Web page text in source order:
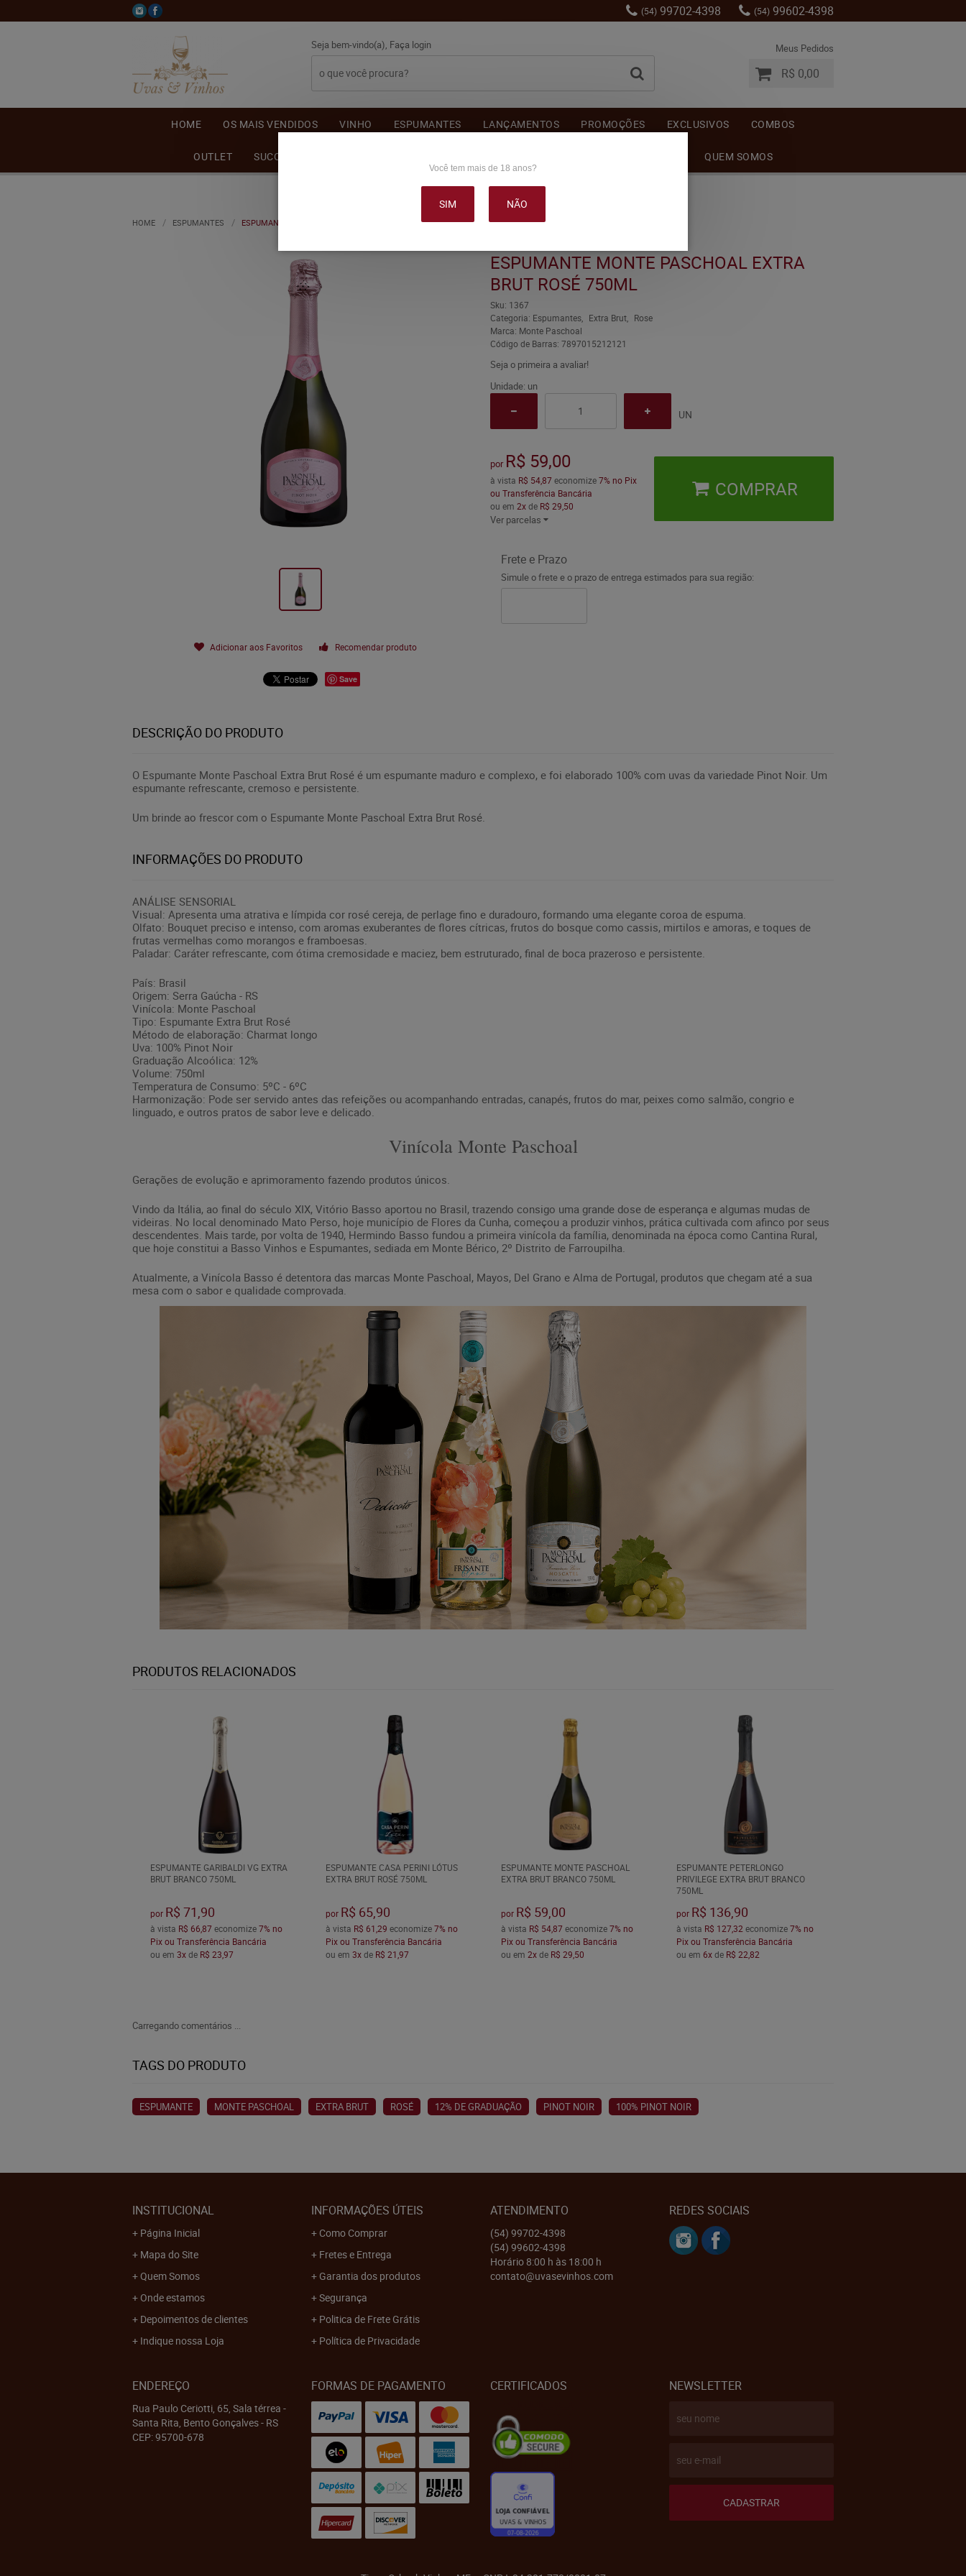
(54) 99702-4398 (54) 99602-4398
Seja bem-vindo(a), Faça login Meus Pedidos
R$ 0,00
HOME OS MAIS VENDIDOS VINHO ESPUMANTES LANÇAMENTOS PROMOÇÕES EXCLUSIVOS COMBOS
OUTLET SUCO DE UVA QUEM SOMOS
HOME ESPUMANTES ESPUMANTE MONTE PASCHOAL EXTRA BRUT ROSÉ 750ML
Adicionar aos Favoritos Recomendar produto
Save
ESPUMANTE MONTE PASCHOAL EXTRA
BRUT ROSÉ 750ML
Sku: 1367
Categoria: Espumantes Extra Brut
Rose
Marca: Monte Paschoal
Código de Barras: 7897015212121
Seja o primeira a avaliar!
Unidade: un
UN
por R$ 59,00
à vista R$ 54,87economize7% no Pix
ou Transferência Bancária
ou em 2xde R$ 29,50
Ver parcelas
COMPRAR
Frete e Prazo
Simule o frete e o prazo de entrega estimados para sua região:
DESCRIÇÃO DO PRODUTO
O Espumante Monte Paschoal Extra Brut Rosé é um espumante maduro e complexo, e foi elaborado 100% com uvas da variedade Pinot Noir. Um
espumante refrescante, cremoso e persistente.
Um brinde ao frescor com o Espumante Monte Paschoal Extra Brut Rosé.
INFORMAÇÕES DO PRODUTO
ANÁLISE SENSORIAL
Visual: Apresenta uma atrativa e límpida cor rosé cereja, de perlage fino e duradouro, formando uma elegante coroa de espuma.
Olfato: Bouquet preciso e intenso, com aromas exuberantes de flores cítricas, frutos do bosque como cassis, mirtilos e amoras, e toques de
frutas vermelhas como morangos e framboesas.
Paladar: Caráter refrescante, com ótima cremosidade e maciez, bem estruturado, final de boca prazeroso e persistente.
País: Brasil
Origem: Serra Gaúcha - RS
Vinícola: Monte Paschoal
Tipo: Espumante Extra Brut Rosé
Método de elaboração: Charmat longo
Uva: 100% Pinot Noir
Graduação Alcoólica: 12%
Volume: 750ml
Temperatura de Consumo: 5ºC - 6ºC
Harmonização: Pode ser servido antes das refeições ou acompanhando entradas, canapés, frutos do mar, peixes como salmão, congrio e
linguado, e outros pratos de sabor leve e delicado.
Vinícola Monte Paschoal
Gerações de evolução e aprimoramento fazendo produtos únicos.
Vindo da Itália, ao final do século XIX, Vitório Basso aportou no Brasil, trazendo consigo uma grande dose de esperança e algumas mudas de
videiras. No local denominado Mato Perso, hoje município de Flores da Cunha, começou a produzir vinhos, prática cultivada com afinco por seus
descendentes. Mais tarde, por volta de 1940, Hermindo Basso fundou a primeira vinícola da família, denominada na época como Cantina Rural,
que hoje constitui a Basso Vinhos e Espumantes, sediada em Monte Bérico, 2º Distrito de Farroupilha.
Atualmente, a Vinícola Basso é detentora das marcas Monte Paschoal, Mayos, Del Grano e Alma de Portugal, produtos que chegam até a sua
mesa com o sabor e qualidade comprovada.
PRODUTOS RELACIONADOS
ESPUMANTE GARIBALDI VG EXTRA
BRUT BRANCO 750ML
por R$ 71,90
à vista R$ 66,87economize7% no
Pix ou Transferência Bancária
ou em 3xde R$ 23,97
ESPUMANTE CASA PERINI LÓTUS
EXTRA BRUT ROSÉ 750ML
por R$ 65,90
à vista R$ 61,29 economize7% no
Pix ou Transferência Bancária
ou em 3xde R$ 21,97
ESPUMANTE MONTE PASCHOAL
EXTRA BRUT BRANCO 750ML
por R$ 59,00
à vista R$ 54,87economize7% no
Pix ou Transferência Bancária
ou em 2xde R$ 29,50
ESPUMANTE PETERLONGO
PRIVILEGE EXTRA BRUT BRANCO
750ML
por R$ 136,90
à vista R$ 127,32economize7% no
Pix ou Transferência Bancária
ou em 6xde R$ 22,82
Carregando comentários ...
TAGS DO PRODUTO
ESPUMANTE MONTE PASCHOAL EXTRA BRUT ROSÉ 12% DE GRADUAÇÃO PINOT NOIR 100% PINOT NOIR
INSTITUCIONAL
Página Inicial
Mapa do Site
Quem Somos
Onde estamos
Depoimentos de clientes
Indique nossa Loja
INFORMAÇÕES ÚTEIS
Como Comprar
Fretes e Entrega
Garantia dos produtos
Segurança
Politica de Frete Grátis
Política de Privacidade
ATENDIMENTO
(54) 99702-4398
(54) 99602-4398
Horário 8:00 h às 18:00 h
contato@uvasevinhos.com
REDES SOCIAIS
ENDEREÇO
Rua Paulo Ceriotti, 65, Sala térrea -
Santa Rita, Bento Gonçalves- RS
CEP: 95700-678
FORMAS DE PAGAMENTO CERTIFICADOS NEWSLETTER
CADASTRAR
Você tem mais de 18 anos?
SIM NÃO